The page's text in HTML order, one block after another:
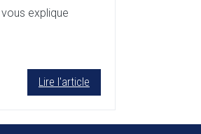
explique
Lire l'article